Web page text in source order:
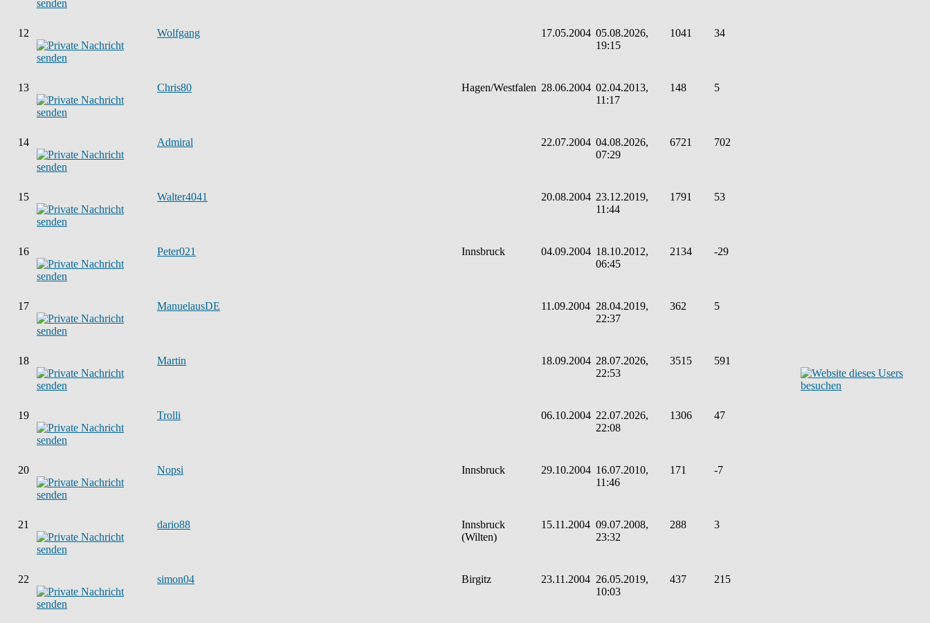
12 Wolfgang 17.05.2004 05.08.2026,
19:15
1041 34
13 Chris80 Hagen/Westfalen 28.06.2004 02.04.2013,
11:17
148 5
14 Admiral 22.07.2004 04.08.2026,
07:29
6721 702
15 Walter4041 20.08.2004 23.12.2019,
11:44
1791 53
16 Peter021 Innsbruck 04.09.2004 18.10.2012,
06:45
2134 -29
17 ManuelausDE 11.09.2004 28.04.2019,
22:37
362 5
18 Martin 18.09.2004 28.07.2026,
22:53
3515 591
19 Trolli 06.10.2004 22.07.2026,
22:08
1306 47
20 Nopsi Innsbruck 29.10.2004 16.07.2010,
11:46
171 -7
21 dario88
Innsbruck
(Wilten)
15.11.2004 09.07.2008,
23:32
288 3
22 simon04 Birgitz 23.11.2004 26.05.2019,
10:03
437 215